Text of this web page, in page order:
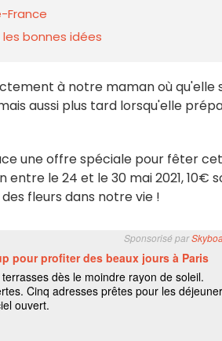
France
bonnes idées
à notre maman où qu'elle
aussi plus tard lorsqu'elle
une offre spéciale pour fêter
le 24 et le 30 mai 2021, 10€
fleurs dans notre vie !